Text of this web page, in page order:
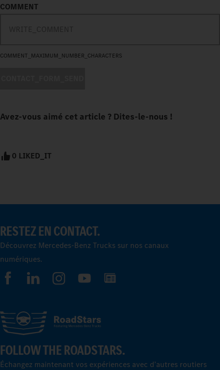
COMMENT
COMMENT_MAXIMUM_NUMBER_CHARACTERS
Avez-vous aimé cet article ? Dites-le-nous !
0 LIKED_IT
RESTEZ EN CONTACT.
Découvrez Mercedes-Benz Trucks sur nos canaux
numériques.
FOLLOW THE ROADSTARS.
Échangez maintenant vos expériences avec d’autres routiers